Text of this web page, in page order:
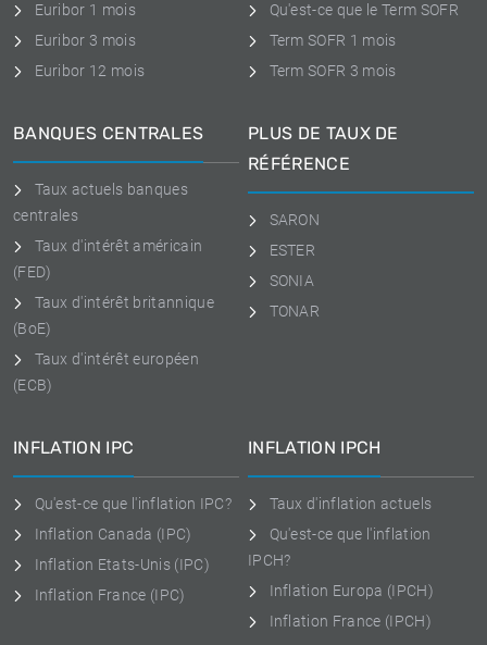
Euribor 1 mois
Euribor 3 mois
Euribor 12 mois
Qu'est-ce que le Term SOFR
Term SOFR 1 mois
Term SOFR 3 mois
BANQUES CENTRALES
Taux actuels banques
centrales
Taux d'intérêt américain
(FED)
Taux d'intérêt britannique
(BoE)
Taux d'intérêt européen
(ECB)
PLUS DE TAUX DE
RÉFÉRENCE
SARON
ESTER
SONIA
TONAR
INFLATION IPC
Qu'est-ce que l'inflation IPC?
Inflation Canada (IPC)
Inflation Etats-Unis (IPC)
Inflation France (IPC)
INFLATION IPCH
Taux d'inflation actuels
Qu'est-ce que l'inflation
IPCH?
Inflation Europa (IPCH)
Inflation France (IPCH)